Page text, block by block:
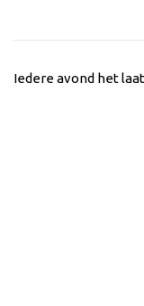
Iedere avond het